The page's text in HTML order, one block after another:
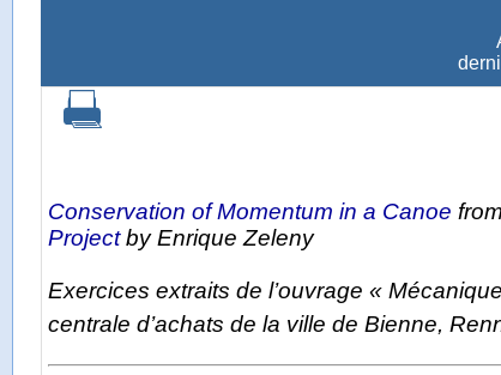
Conservation of Momentum in a Canoe
Projectby Enrique Zeleny
Exercices extraits de l’ouvrage «
centrale d’achats de la ville de Bienne,